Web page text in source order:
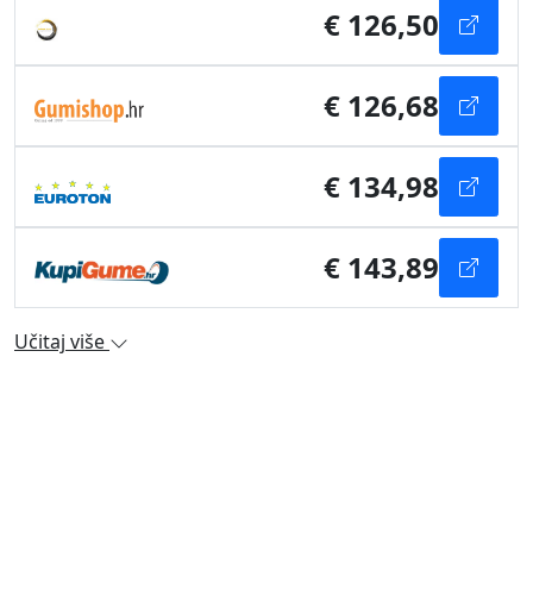
€ 126,50
€ 126,68
€ 134,98
€ 143,89
Učitaj više